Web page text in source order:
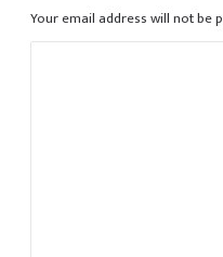
Your email address will not be